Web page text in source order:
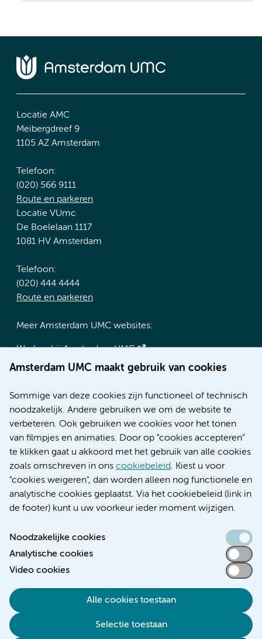
Amsterdam UMC maakt gebruik van cookies
Sommige van deze cookies zijn functioneel of technisch
noodzakelijk. Andere gebruiken we om de website te
verbeteren. Ook gebruiken we cookies voor het tonen
van filmpjes en animaties. Door op "cookies accepteren"
te klikken gaat u akkoord met het gebruik van alle cookies
zoals omschreven in ons cookiebeleid. Kiest u voor
"cookies weigeren", dan worden alleen nog functionele en
analytische cookies geplaatst. Via het cookiebeleid (link in
de footer) kunt u uw voorkeur ieder moment wijzigen.
Noodzakelijke cookies
Analytische cookies
Video cookies
Alle cookies toestaan
Selectie toestaan
Locatie AMC
Meibergdreef 9
1105 AZ Amsterdam
Telefoon:
(020) 566 9111
Route en parkeren
Locatie VUmc
De Boelelaan 1117
1081 HV Amsterdam
Telefoon:
(020) 444 4444
Route en parkeren
Meer Amsterdam UMC websites:
Werken bij Amsterdam UMC
Over Amsterdam UMC
Research
Educatie locatie AMC
Educatie locatie VUmc
Verwijzen & diagnostiek
Toegankelijkheidsverklaring
Responsible disclosure
Disclaimer